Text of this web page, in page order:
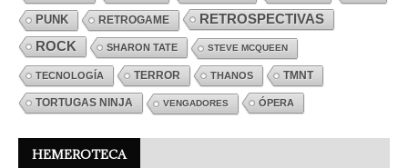
PUNK RETROGAME RETROSPECTIVAS
ROCK SHARON TATE STEVE MCQUEEN
TECNOLOGÍA TERROR THANOS TMNT
TORTUGAS NINJA VENGADORES ÓPERA
HEMEROTECA